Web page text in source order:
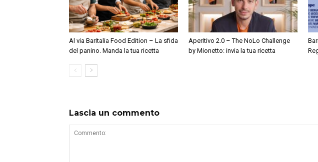
Al via Baritalia Food Edition – La sfida
del panino. Manda la tua ricetta
Aperitivo 2.0 – The NoLo Challenge
by Mionetto: invia la tua ricetta
Lascia un commento